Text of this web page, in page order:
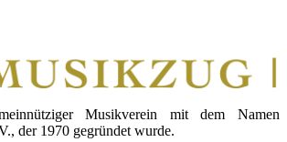
Musikverein mit dem Namen
der 1970 gegründet wurde.